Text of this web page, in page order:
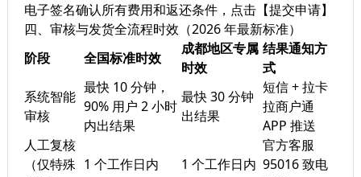
电子签名确认所有费用和返还条件，点击【提交申请】
四、审核与发货全流程时效（2026 年最新标准）
阶段
全国标准时效
成都地区专属
时效
结果通知方
式
系统智能
审核
最快 10 分钟，
90% 用户 2 小时
内出结果
最快 30 分钟
出结果
短信 + 拉卡
拉商户通
APP 推送
人工复核
（仅特殊 1 个工作日内 1 个工作日内
官方客服
95016 致电